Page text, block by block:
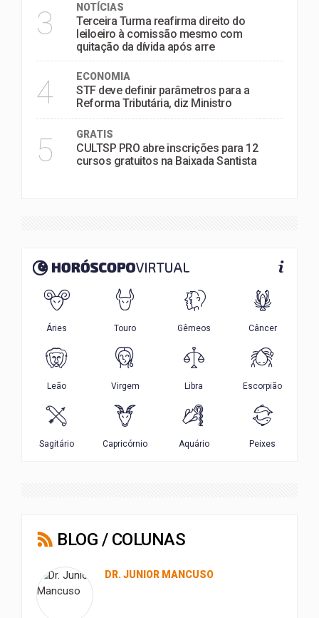
3 NOTÍCIAS
Terceira Turma reafirma direito do
leiloeiro à comissão mesmo com
quitação da dívida após arre
4 ECONOMIA
STF deve definir parâmetros para a
Reforma Tributária, diz Ministro
5 GRATIS
CULTSP PRO abre inscrições para 12
cursos gratuitos na Baixada Santista
BLOG / COLUNAS
DR. JUNIOR MANCUSO